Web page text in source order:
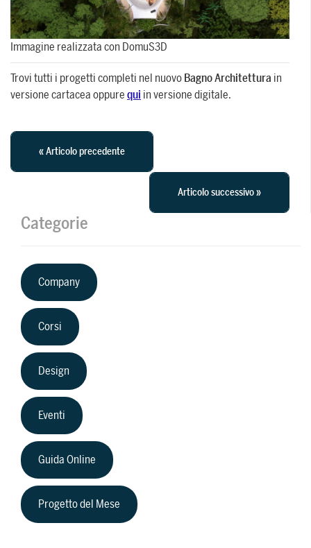
Immagine realizzata con DomuS3D
Trovi tutti i progetti completi nel nuovoBagno Architettura in
versione cartacea oppurequi in versione digitale.
« Articolo precedente
Articolo successivo »
Categorie
Company
Corsi
Design
Eventi
Guida Online
Progetto del Mese